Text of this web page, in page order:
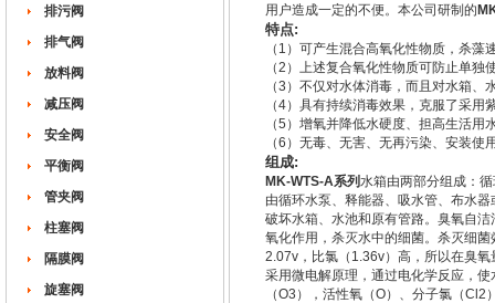
排污阀
排气阀
放料阀
减压阀
安全阀
平衡阀
管夹阀
柱塞阀
隔膜阀
旋塞阀
用户造成一定的不便。本公司研制的
特点:
（1）可产生混合高氧化性物质，杀
（2）上述复合氧化性物质可防止单
（3）不仅对水体消毒，而且对水箱、
（4）具有持续消毒效果，克服了采
（5）增氧并降低水硬度、担高生活用
（6）无毒、无害、无再污染、安装使
组成:
MK-WTS-A系列水箱由两部分组成：
由循环水泵、释能器、吸水管、布水
破坏水箱、水池和原有管路。臭氧自
氧化作用，杀灭水中的细菌。杀灭细
2.07v，比氯（1.36v）高，所以在臭
采用微电解原理，通过电化学反应，
（O3），活性氧（O）、分子氯（